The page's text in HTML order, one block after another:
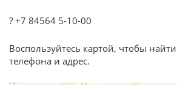
? +7 84564 5-10-00
Воспользуйтесь картой, чтобы
телефона и адрес.